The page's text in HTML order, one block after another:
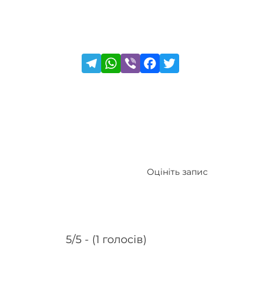
5/5 - (1 голосів)
Оцініть запис